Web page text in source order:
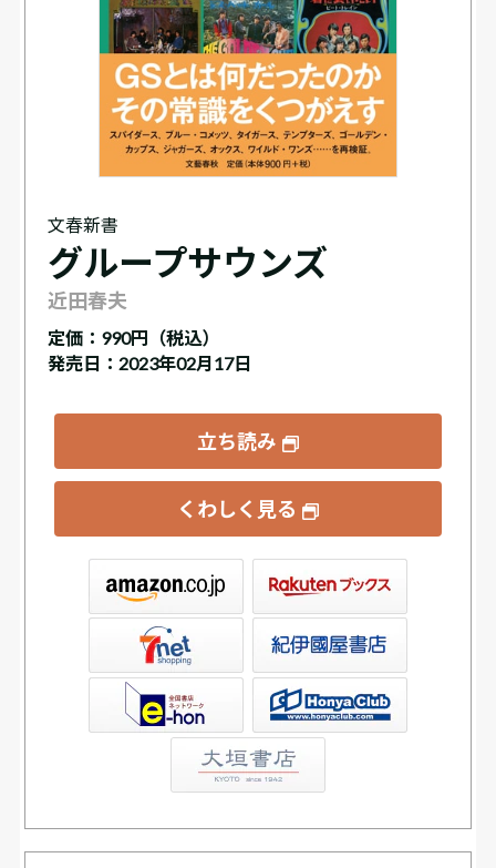
文春新書
グループサウンズ
近田春夫
定価： 990円（税込）
発売日：2023年02月17日
立ち読み
くわしく見る
書店ウェブストア